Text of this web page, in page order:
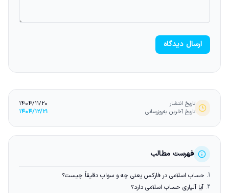
ارسال دیدگاه
تاریخ انتشار
1404/11/20
تاریخ آخرین به‌روزرسانی
1404/12/21
فهرست مطالب
1. حساب اسلامی در فارکس یعنی چه و سواپ دقیقاً چیست؟
2. آیا آلپاری حساب اسلامی دارد؟